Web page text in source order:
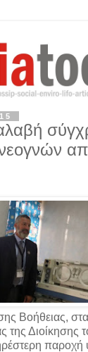
νεογνών
Βοήθειας,
Διοίκησης